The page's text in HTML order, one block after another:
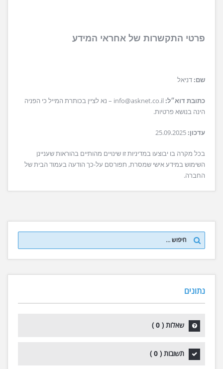
פרטי התקשרות של אחראי המידע
שם: דניאל
כתובת דוא״ל:
info@asknet.co.il – נא לציין בכותרת המייל כי הפניה
הינה בנושא פרטיות.
עדכון:
בכל מקרה בו יבוצעו במדיניות זו שינויים מהותיים בהוראות שעניינן
השימוש במידע אישי שמסרת, תפורסם על-כך הודעה בעמוד הבית של
החברה.
נתונים
שאלות ( 0
)
תשובות ( 0
)